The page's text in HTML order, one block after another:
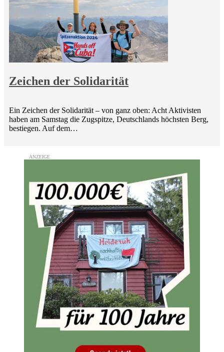
Zeichen der Solidarität
Ein Zeichen der Solidarität – von ganz oben: Acht Aktivisten
haben am Samstag die Zugspitze, Deutschlands höchsten Berg,
bestiegen. Auf dem…